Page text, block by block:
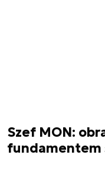
Szef MON:
fundamentem